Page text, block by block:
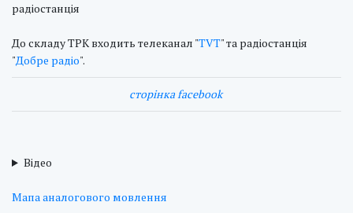
радіостанція
До складу ТРК входить телеканал "TVT" та радіостанція
"Добре радіо".
сторінка facebook
Відео
Мапа аналогового мовлення